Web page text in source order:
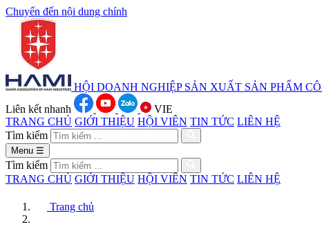
Chuyển đến nội dung chính
HỘI DOANH NGHIỆP SẢN XUẤT SẢN PHẨM
Liên kết nhanh
VIE
TRANG CHỦ GIỚI THIỆU HỘI VIÊN TIN TỨC LIÊN HỆ
Tìm kiếm
Menu ☰
Tìm kiếm
TRANG CHỦ GIỚI THIỆU HỘI VIÊN TIN TỨC LIÊN HỆ
Trang chủ